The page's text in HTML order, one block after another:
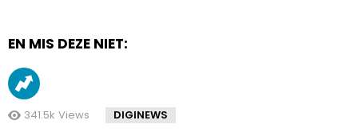
EN MIS DEZE NIET:
341.5k Views DIGINEWS